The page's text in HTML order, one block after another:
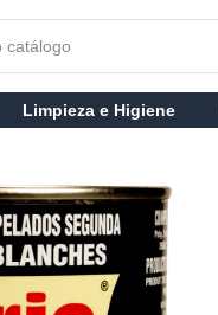
Limpieza e Higiene